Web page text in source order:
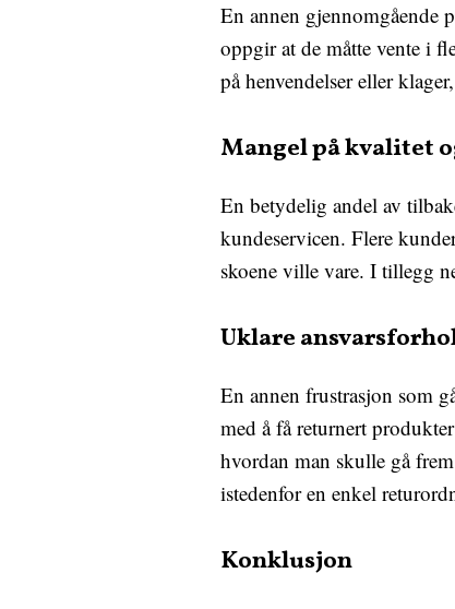
En annen gjennomgående
oppgir at de måtte vente i
på henvendelser eller
Mangel på kvalitet
En betydelig andel av
kundeservicen. Flere
skoene ville vare. I tillegg
Uklare
En annen frustrasjon som
med å få returnert
hvordan man skulle gå
istedenfor en enkel
Konklusjon